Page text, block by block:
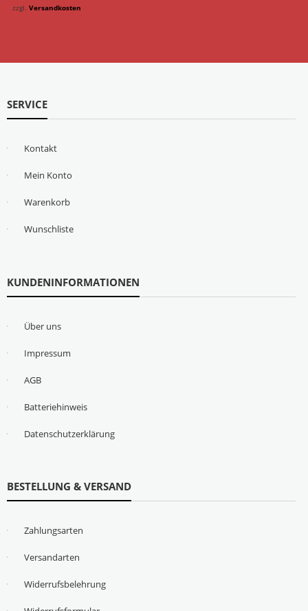
zzgl. Versandkosten
SERVICE
Kontakt
Mein Konto
Warenkorb
Wunschliste
KUNDENINFORMATIONEN
Über uns
Impressum
AGB
Batteriehinweis
Datenschutzerklärung
BESTELLUNG & VERSAND
Zahlungsarten
Versandarten
Widerrufsbelehrung